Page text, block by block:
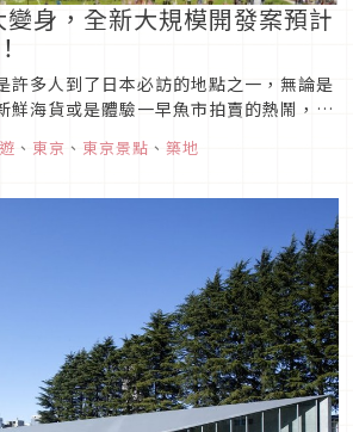
身，全新大規模開發案預計
許多人到了日本必訪的地點之一，無論是
鮮海貨或是體驗一早魚市拍賣的熱鬧，一
個地區的經年累月積累的歷史感。於是，
、 東京 、 東京景點 、 築地